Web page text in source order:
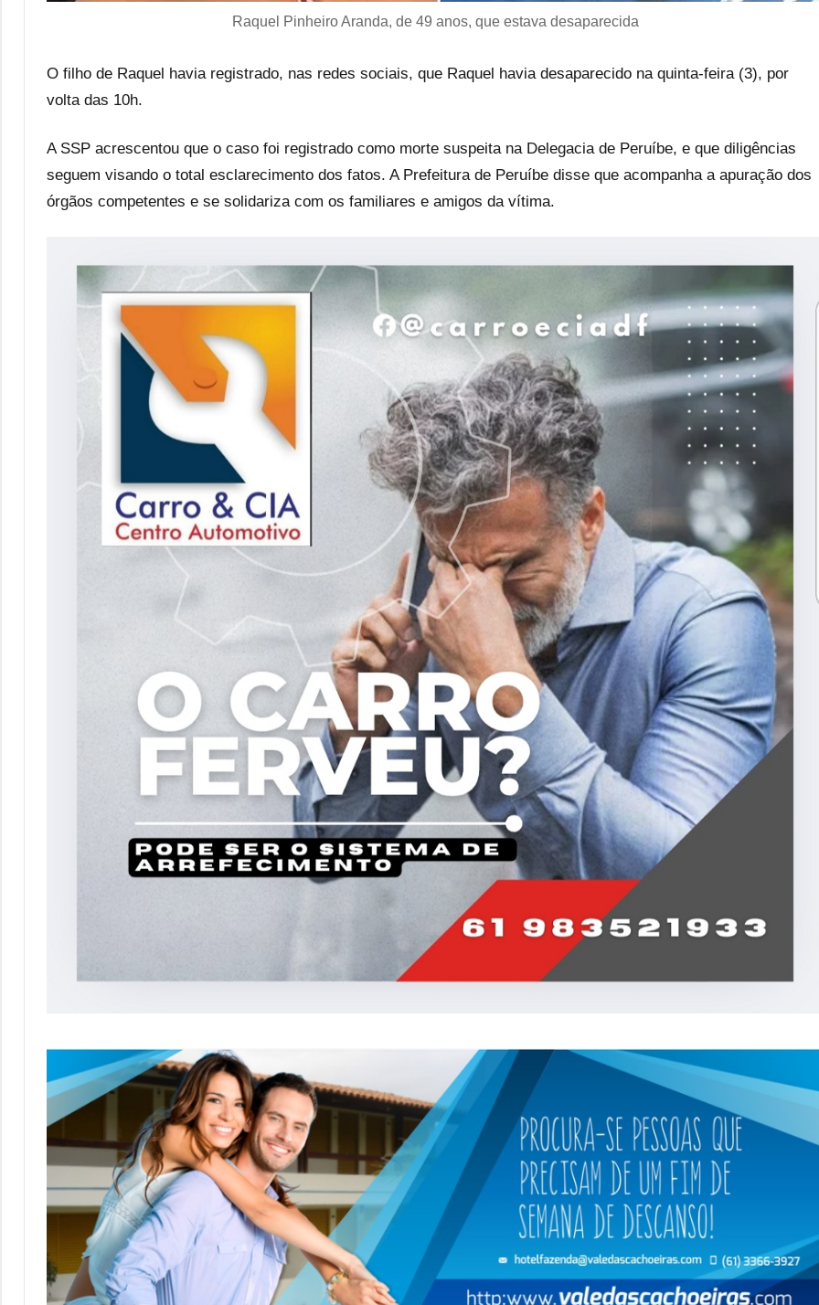
Raquel Pinheiro Aranda, de 49 anos, que estava desaparecida
O filho de Raquel havia registrado, nas redes sociais, que Raquel havia desaparecido na quinta-feira (3), por
volta das 10h.
A SSP acrescentou que o caso foi registrado como morte suspeita na Delegacia de Peruíbe, e que diligências
seguem visando o total esclarecimento dos fatos. A Prefeitura de Peruíbe disse que acompanha a apuração dos
órgãos competentes e se solidariza com os familiares e amigos da vítima.